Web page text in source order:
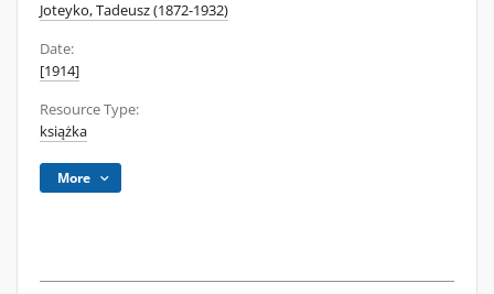
Joteyko, Tadeusz (1872-1932)
Date:
[1914]
Resource Type:
książka
More